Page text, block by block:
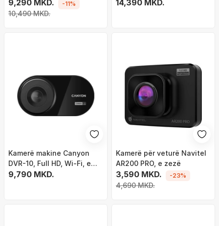
64GB, Full HD, e zezë
9,290 MKD.
10,490 MKD.
-11% zezë
14,390 MKD.
Kamerë makine Canyon
DVR-10, Full HD, Wi-Fi, e
zezë
9,790 MKD.
Kamerë për veturë Navitel
AR200 PRO, e zezë
3,590 MKD.
4,690 MKD.
-23%